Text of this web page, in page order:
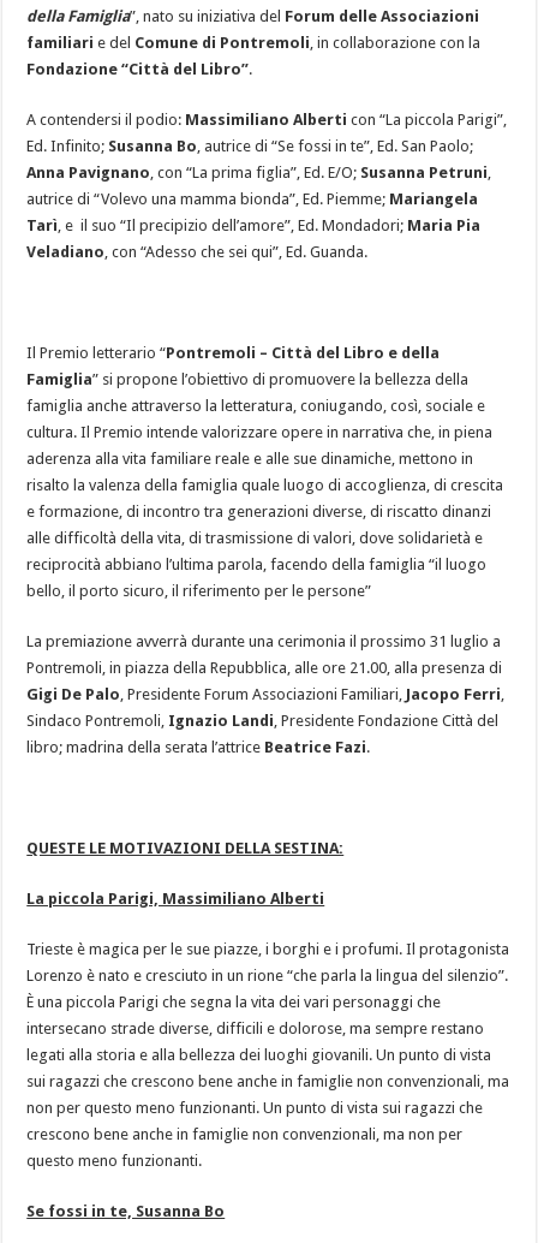
della Famiglia”, nato su iniziativa del Forum delle Associazioni
familiari e del Comune di Pontremoli , in collaborazione con la
Fondazione “Città del Libro”.
A contendersi il podio: Massimiliano Alberti con “La piccola Parigi”,
Ed. Infinito; Susanna Bo , autrice di “Se fossi in te”, Ed. San Paolo;
Anna Pavignano , con “La prima figlia”, Ed. E/O; Susanna Petruni
autrice di “Volevo una mamma bionda”, Ed. Piemme; Mariangela
Tarì , e il suo “Il precipizio dell’amore”, Ed. Mondadori; Maria Pia
Veladiano , con “Adesso che sei qui”, Ed. Guanda.
Il Premio letterario “Pontremoli – Città del Libro e della
Famiglia” si propone l’obiettivo di promuovere la bellezza della
famiglia anche attraverso la letteratura, coniugando, così, sociale e
cultura. Il Premio intende valorizzare opere in narrativa che, in piena
aderenza alla vita familiare reale e alle sue dinamiche, mettono in
risalto la valenza della famiglia quale luogo di accoglienza, di crescita
e formazione, di incontro tra generazioni diverse, di riscatto dinanzi
alle difficoltà della vita, di trasmissione di valori, dove solidarietà e
reciprocità abbiano l’ultima parola, facendo della famiglia “il luogo
bello, il porto sicuro, il riferimento per le persone”
La premiazione avverrà durante una cerimonia il prossimo 31 luglio a
Pontremoli, in piazza della Repubblica, alle ore 21.00, alla presenza di
Gigi De Palo , Presidente Forum Associazioni Familiari, Jacopo Ferri
Sindaco Pontremoli, Ignazio Landi , Presidente Fondazione Città del
libro; madrina della serata l’attrice Beatrice Fazi.
QUESTE LE MOTIVAZIONI DELLA SESTINA:
La piccola Parigi, Massimiliano Alberti
Trieste è magica per le sue piazze, i borghi e i profumi. Il protagonista
Lorenzo è nato e cresciuto in un rione “che parla la lingua del silenzio”.
È una piccola Parigi che segna la vita dei vari personaggi che
intersecano strade diverse, difficili e dolorose, ma sempre restano
legati alla storia e alla bellezza dei luoghi giovanili. Un punto di vista
sui ragazzi che crescono bene anche in famiglie non convenzionali, ma
non per questo meno funzionanti. Un punto di vista sui ragazzi che
crescono bene anche in famiglie non convenzionali, ma non per
questo meno funzionanti.
Se fossi in te, Susanna Bo